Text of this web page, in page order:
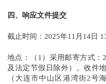
四、响应文件提交
截止时间：2025年11月14日
地点：（1）采用邮寄方式：
及法定节假日除外）。收件
（大连市中山区港湾街2号